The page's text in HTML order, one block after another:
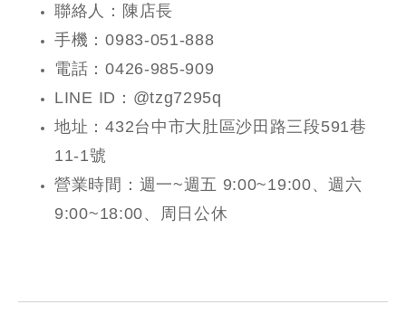
聯絡人：陳店長
手機：0983-051-888
電話：0426-985-909
LINE ID：@tzg7295q
地址：432台中市大肚區沙田路三段591巷
11-1號
營業時間：週一~週五 9:00~19:00、週六
9:00~18:00、周日公休